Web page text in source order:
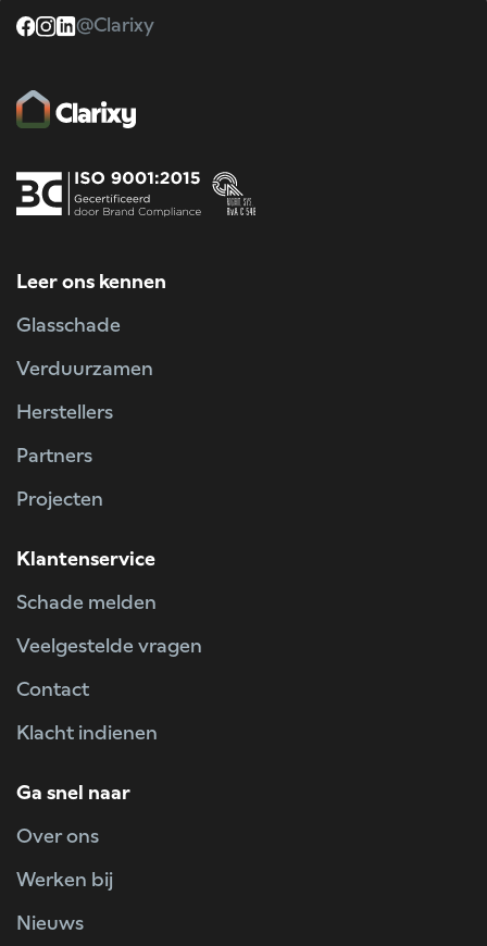
@Clarixy
Leer ons kennen
Glasschade
Verduurzamen
Herstellers
Partners
Projecten
Klantenservice
Schade melden
Veelgestelde vragen
Contact
Klacht indienen
Ga snel naar
Over ons
Werken bij
Nieuws